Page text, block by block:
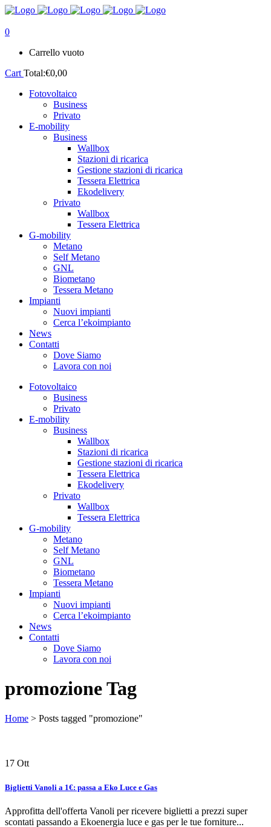
0
Carrello vuoto
Cart Total:€0,00
Fotovoltaico
Business
Privato
E-mobility
Business
Wallbox
Stazioni di ricarica
Gestione stazioni di ricarica
Tessera Elettrica
Ekodelivery
Privato
Wallbox
Tessera Elettrica
G-mobility
Metano
Self Metano
GNL
Biometano
Tessera Metano
Impianti
Nuovi impianti
Cerca l’ekoimpianto
News
Contatti
Dove Siamo
Lavora con noi
Fotovoltaico
Business
Privato
E-mobility
Business
Wallbox
Stazioni di ricarica
Gestione stazioni di ricarica
Tessera Elettrica
Ekodelivery
Privato
Wallbox
Tessera Elettrica
G-mobility
Metano
Self Metano
GNL
Biometano
Tessera Metano
Impianti
Nuovi impianti
Cerca l’ekoimpianto
News
Contatti
Dove Siamo
Lavora con noi
promozione Tag
Home > Posts tagged "promozione"
17 Ott
Biglietti Vanoli a 1€: passa a Eko Luce e Gas
Approfitta dell'offerta Vanoli per ricevere biglietti a prezzi super
scontati passando a Ekoenergia luce e gas per le tue forniture...